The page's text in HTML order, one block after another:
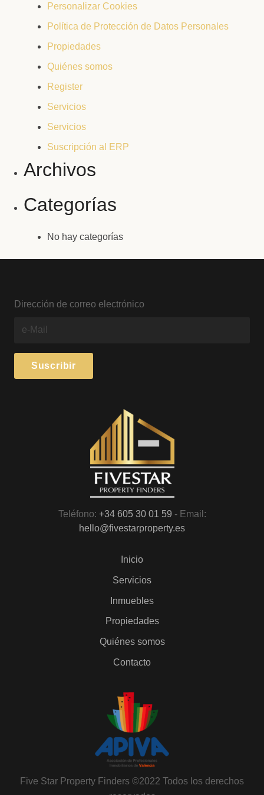
Personalizar Cookies
Política de Protección de Datos Personales
Propiedades
Quiénes somos
Register
Servicios
Servicios
Suscripción al ERP
Archivos
Categorías
No hay categorías
Dirección de correo electrónico
Teléfono: +34 605 30 01 59 - Email:
hello@fivestarproperty.es
Inicio
Servicios
Inmuebles
Propiedades
Quiénes somos
Contacto
Five Star Property Finders ©2022 Todos los derechos